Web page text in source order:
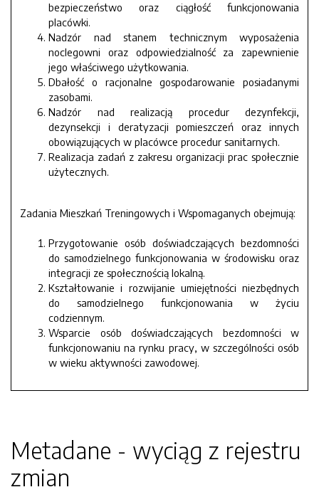
bezpieczeństwo oraz ciągłość funkcjonowania
placówki.
Nadzór nad stanem technicznym wyposażenia
noclegowni oraz odpowiedzialność za zapewnienie
jego właściwego użytkowania.
Dbałość o racjonalne gospodarowanie posiadanymi
zasobami.
Nadzór nad realizacją procedur dezynfekcji,
dezynsekcji i deratyzacji pomieszczeń oraz innych
obowiązujących w placówce procedur sanitarnych.
Realizacja zadań z zakresu organizacji prac społecznie
użytecznych.
Zadania Mieszkań Treningowych i Wspomaganych obejmują:
Przygotowanie osób doświadczających bezdomności
do samodzielnego funkcjonowania w środowisku oraz
integracji ze społecznością lokalną.
Kształtowanie i rozwijanie umiejętności niezbędnych
do samodzielnego funkcjonowania w życiu
codziennym.
Wsparcie osób doświadczających bezdomności w
funkcjonowaniu na rynku pracy, w szczególności osób
w wieku aktywności zawodowej.
Metadane - wyciąg z rejestru
zmian